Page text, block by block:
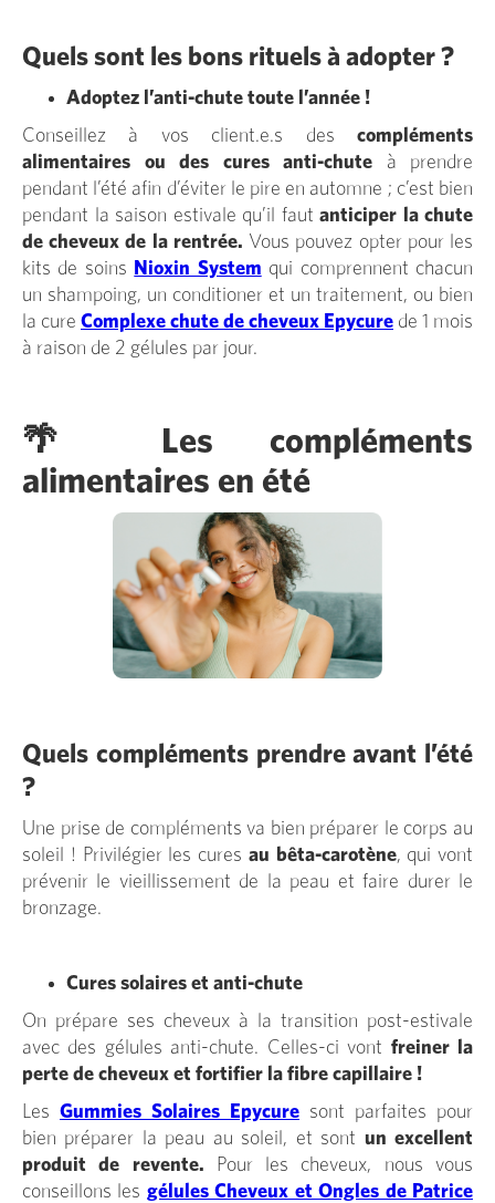
Quels sont les bons rituels à adopter ?
Adoptez l’anti-chute toute l’année !
Conseillez à vos client.e.s des compléments
alimentaires ou des cures anti-chute à prendre
pendant l’été afin d’éviter le pire en automne ; c’est bien
pendant la saison estivale qu’il faut anticiper la chute
de cheveux de la rentrée. Vous pouvez opter pour les
kits de soins
Nioxin System qui comprennent chacun
un shampoing, un conditioner et un traitement, ou bien
la cure Complexe chute de cheveux Epycure de 1 mois
à raison de 2 gélules par jour.
🌴 Les compléments
alimentaires en été
Quels compléments prendre avant l’été
?
Une prise de compléments va bien préparer le corps au
soleil ! Privilégier les cures au bêta-carotène, qui vont
prévenir le vieillissement de la peau et faire durer le
bronzage.
Cures solaires et anti-chute
On prépare ses cheveux à la transition post-estivale
avec des gélules anti-chute. Celles-ci vont freiner la
perte de cheveux et fortifier la fibre capillaire !
Les Gummies Solaires Epycure sont parfaites pour
bien préparer la peau au soleil, et sont un excellent
produit de revente.
Pour les cheveux, nous vous
conseillons les gélules Cheveux et Ongles de Patrice